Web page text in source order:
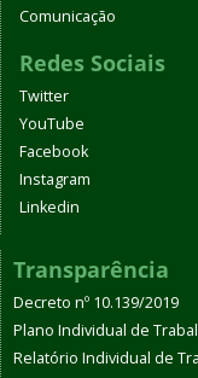
Comunicação
Redes Sociais
Twitter
YouTube
Facebook
Instagram
Linkedin
Transparência
Decreto nº 10.139/2019
Plano Individual de
Relatório Individual de